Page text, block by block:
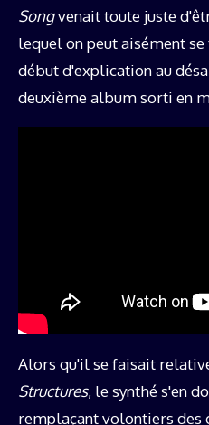
Songvenait toute juste
lequel on peut aisément
début d'explication au
deuxième album sorti en
Alors qu'il se faisait
Structures, le synthé s'en
remplaçant volontiers des